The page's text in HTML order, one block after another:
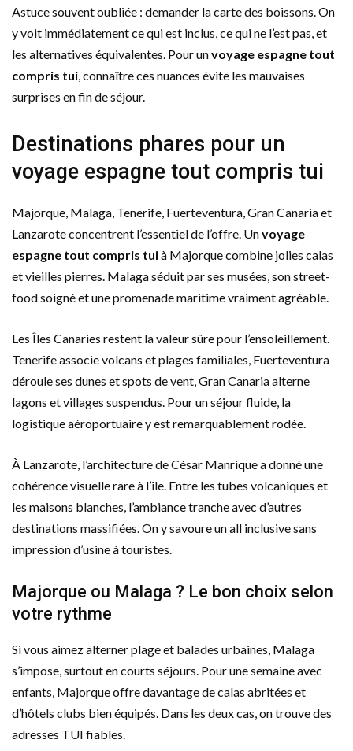
Astuce souvent oubliée : demander la carte des boissons. On
y voit immédiatement ce qui est inclus, ce qui ne l’est pas, et
les alternatives équivalentes. Pour unvoyage espagne tout
compris tui, connaître ces nuances évite les mauvaises
surprises en fin de séjour.
Destinations phares pour un
voyage espagne tout compris tui
Majorque, Malaga, Tenerife, Fuerteventura, Gran Canaria et
Lanzarote concentrent l’essentiel de l’offre. Unvoyage
espagne tout compris tuià Majorque combine jolies calas
et vieilles pierres. Malaga séduit par ses musées, son street-
food soigné et une promenade maritime vraiment agréable.
Les Îles Canaries restent la valeur sûre pour l’ensoleillement.
Tenerife associe volcans et plages familiales, Fuerteventura
déroule ses dunes et spots de vent, Gran Canaria alterne
lagons et villages suspendus. Pour un séjour fluide, la
logistique aéroportuaire y est remarquablement rodée.
À Lanzarote, l’architecture de César Manrique a donné une
cohérence visuelle rare à l’île. Entre les tubes volcaniques et
les maisons blanches, l’ambiance tranche avec d’autres
destinations massifiées. On y savoure un all inclusive sans
impression d’usine à touristes.
Majorque ou Malaga ? Le bon choix selon
votre rythme
Si vous aimez alterner plage et balades urbaines, Malaga
s’impose, surtout en courts séjours. Pour une semaine avec
enfants, Majorque offre davantage de calas abritées et
d’hôtels clubs bien équipés. Dans les deux cas, on trouve des
adresses TUI fiables.